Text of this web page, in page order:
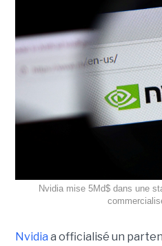
Nvidia mise 5Md$ dans une
Nvidia a officialisé un